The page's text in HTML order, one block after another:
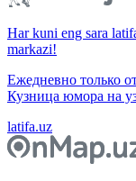
Har kuni eng sara
markazi!
Ежедневно только
Кузница юмора на
latifa.uz